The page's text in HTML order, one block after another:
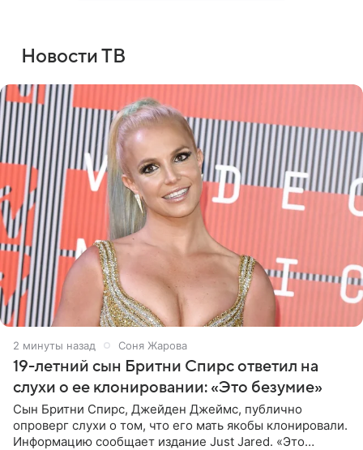
Новости ТВ
2 минуты назад Соня Жарова
19-летний сын Бритни Спирс ответил на
слухи о ее клонировании: «Это безумие»
Сын Бритни Спирс, Джейден Джеймс, публично
опроверг слухи о том, что его мать якобы клонировали.
Информацию сообщает издание Just Jared. «Это